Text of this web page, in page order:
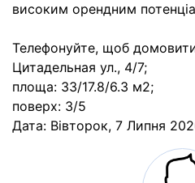
високим орендним
Телефонуйте, щоб
Цитадельная ул., 4/7;
площа: 33/17.8/6.3 м2;
поверх: 3/5
Дата: Вівторок, 7 Липня